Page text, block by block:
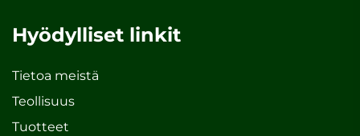
Hyödylliset linkit
Tietoa meistä
Teollisuus
Tuotteet